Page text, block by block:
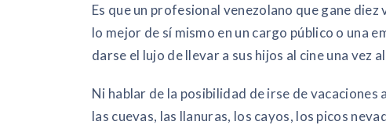
Es que un profesional venezolano que gane
lo mejor de sí mismo en un cargo público o una
darse el lujo de llevar a sus hijos al cine una vez
Ni hablar de la posibilidad de irse de vacaciones
las cuevas, las llanuras, los cayos, los picos